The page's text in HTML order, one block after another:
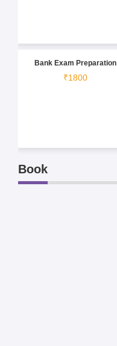
Bank Exam Preparation
₹1800
Book